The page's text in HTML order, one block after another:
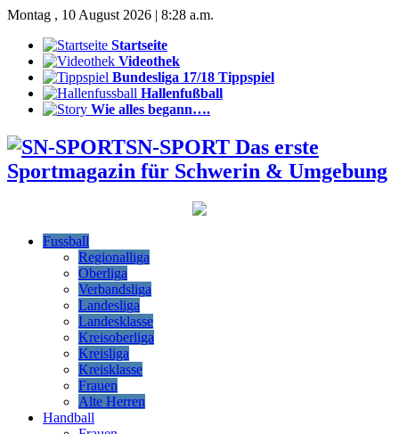
Montag , 10 August 2026 | 8:28 a.m.
Startseite
Videothek
Bundesliga 17/18 Tippspiel
Hallenfußball
Wie alles begann….
SN-SPORT Das erste
Sportmagazin für Schwerin & Umgebung
Fussball
Regionalliga
Oberliga
Verbandsliga
Landesliga
Landesklasse
Kreisoberliga
Kreisliga
Kreisklasse
Frauen
Alte Herren
Handball